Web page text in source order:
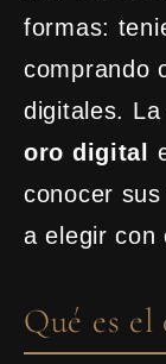
formas:
comprando
digitales.
oro digital
conocer
a elegir con
Qué es